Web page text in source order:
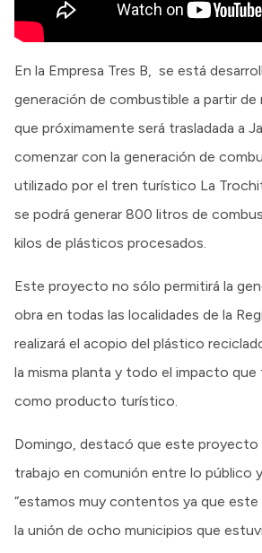
En la Empresa Tres B, se está
generación de combustible a partir
que próximamente será trasladada a
comenzar con la generación de
utilizado por el tren turístico La
se podrá generar 800 litros de
kilos de plásticos procesados.
Este proyecto no sólo permitirá la
obra en todas las localidades de la
realizará el acopio del plástico
la misma planta y todo el impacto que
como producto turístico.
Domingo, destacó que este proyecto
trabajo en comunión entre lo público
“estamos muy contentos ya que
la unión de ocho municipios que